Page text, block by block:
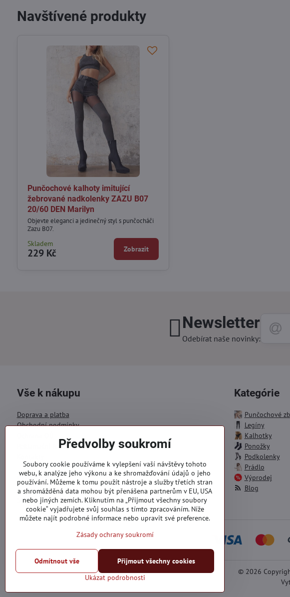
Navštívené produkty
Punčochové kalhoty imitující
žebrované nadkolenky ZAZU B07
20/60 DEN Marilyn
Objevte eleganci a jedinečný styl s punčocháči
Zazu B07.
Skladem
229 Kč Zobrazit
Newsletter
Odebírat naše novinky:
Vše k nákupu
Doprava a platba
Obchodní podmínky
Reklamační formulář
Objednávky
Stav objednávky
Kategórie
Punčochové
Legíny
Kalhotky
Ponožky
Podkolenky
Prádlo
Výprodej
Blog
© 2026
Předvolby soukromí
Soubory cookie používáme k vylepšení vaší návštěvy tohoto
webu, k analýze jeho výkonu a ke shromažďování údajů o jeho
používání. Můžeme k tomu použít nástroje a služby třetích stran
a shromážděná data mohou být přenášena partnerům v EU, USA
nebo jiných zemích. Kliknutím na „Přijmout všechny soubory
cookie“ vyjadřujete svůj souhlas s tímto zpracováním. Níže
můžete najít podrobné informace nebo upravit své preference.
Zásady ochrany soukromí
Ukázat podrobnosti
Přijmout všechny cookies
Odmítnout vše